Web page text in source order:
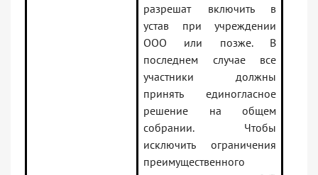
разрешат включить в
устав при учреждении
ООО или позже. В
последнем случае все
участники должны
принять единогласное
решение на общем
собрании. Чтобы
исключить ограничения
преимущественного